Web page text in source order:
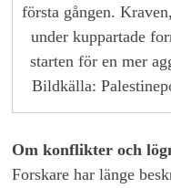
första gången.
under kuppartade
starten för en mer
Bildkälla:
Om konflikter och
Forskare har länge